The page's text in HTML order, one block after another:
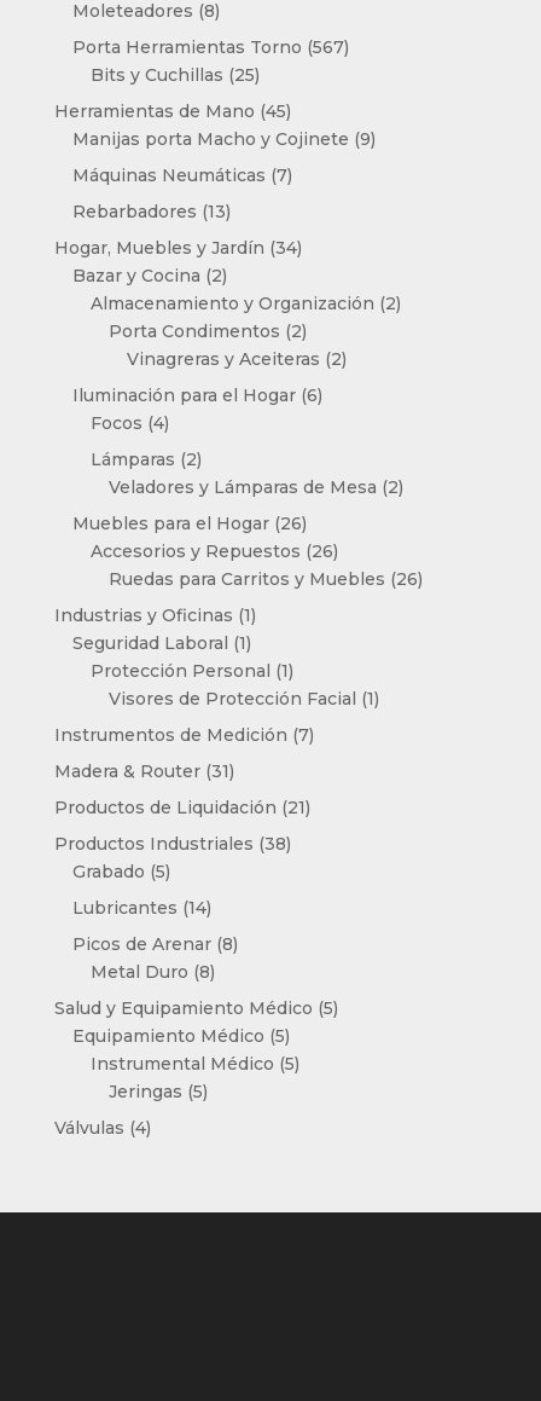
Moleteadores 88
productos
Porta Herramientas Torno 567567
Bits y Cuchillas 2525
productos
Herramientas de Mano 4545
productos
Manijas porta Macho y Cojinete 99
Máquinas Neumáticas 77
Rebarbadores 1313
productos
Hogar, Muebles y Jardín 3434
Bazar y Cocina 22
productos
Almacenamiento y Organización 22
Porta Condimentos 22
productos
Vinagreras y Aceiteras 22
Iluminación para el Hogar 66
Focos 44
productos
Lámparas 22
productos
Veladores y Lámparas de Mesa 22
Muebles para el Hogar 2626
productos
Accesorios y Repuestos 2626
productos
Ruedas para Carritos y Muebles 2626
Industrias y Oficinas 11
producto
Seguridad Laboral 11
producto
Protección Personal 11
producto
Visores de Protección Facial 11
Instrumentos de Medición 77
Madera & Router 3131
productos
Productos de Liquidación 2121
Productos Industriales 3838
Grabado 55
productos
Lubricantes 1414
productos
Picos de Arenar 88
Metal Duro 88
productos
Salud y Equipamiento Médico 55
Equipamiento Médico 55
productos
Instrumental Médico 55
Jeringas 55
Válvulas 44